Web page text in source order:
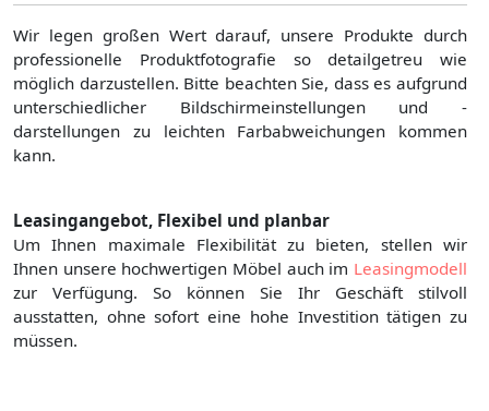
Wir legen großen Wert darauf, unsere Produkte durch
professionelle Produktfotografie so detailgetreu wie
möglich darzustellen. Bitte beachten Sie, dass es aufgrund
unterschiedlicher Bildschirmeinstellungen und -
darstellungen zu leichten Farbabweichungen kommen
kann.
Leasingangebot, Flexibel und planbar
Um Ihnen maximale Flexibilität zu bieten, stellen wir
Ihnen unsere hochwertigen Möbel auch im Leasingmodell
zur Verfügung. So können Sie Ihr Geschäft stilvoll
ausstatten, ohne sofort eine hohe Investition tätigen zu
müssen.